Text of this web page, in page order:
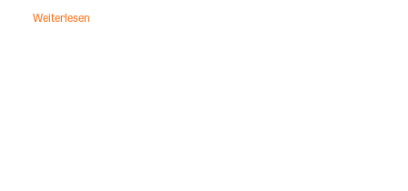
Weiterlesen